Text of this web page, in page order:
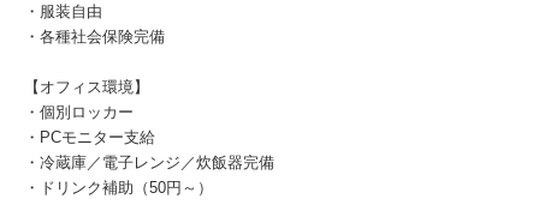
・服装自由
・各種社会保険完備
【オフィス環境】
・個別ロッカー
・PCモニター支給
・冷蔵庫／電子レンジ／炊飯器完備
・ドリンク補助（50円～）